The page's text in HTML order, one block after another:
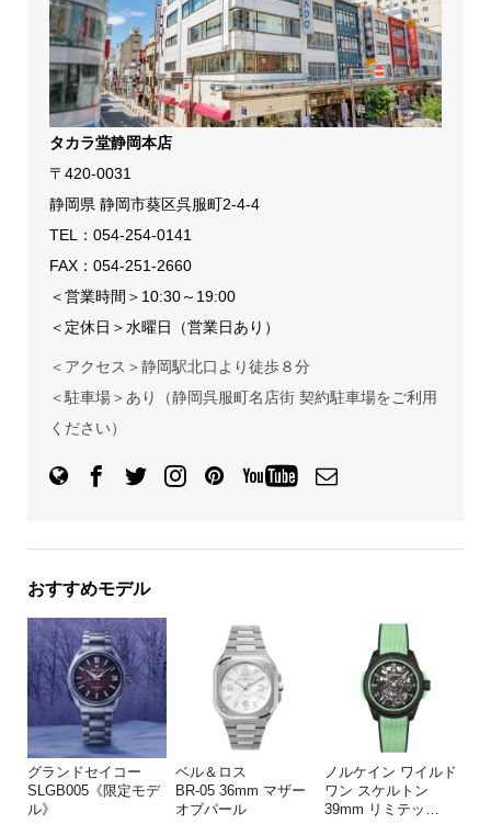
タカラ堂静岡本店
〒420-0031
静岡県 静岡市葵区呉服町2-4-4
TEL： 054-254-0141
FAX：054-251-2660
＜営業時間＞10:30～19:00
＜定休日＞水曜日（営業日あり）
＜アクセス＞静岡駅北口より徒歩８分
＜駐車場＞あり（静岡呉服町名店街 契約駐車場をご利用
ください）
おすすめモデル
グランドセイコー
SLGB005《限定モデ
ル》
ベル＆ロス
BR-05 36mm マザー
オブパール
ノルケイン ワイルド
ワン スケルトン
39mm リミテッ